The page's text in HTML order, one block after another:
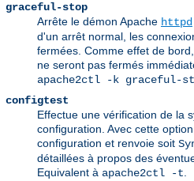
graceful-stop
Arrête le démon Apache httpd
d'un arrêt normal, les
fermées. Comme effet de
ne seront pas fermés
apache2ctl -k graceful-
configtest
Effectue une vérification de la
configuration. Avec cette
configuration et renvoie soit
détaillées à propos des
Equivalent à apache2ctl -t.